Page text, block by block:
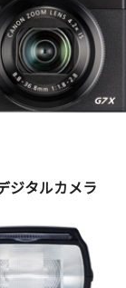
ジタルカメラ